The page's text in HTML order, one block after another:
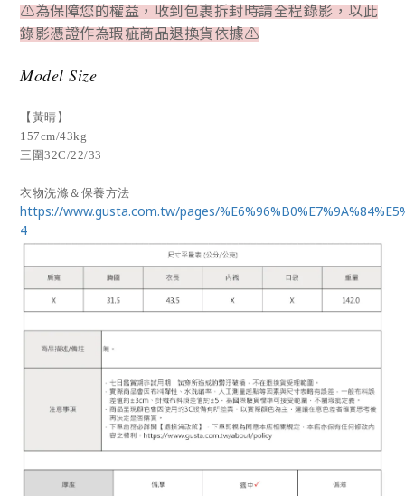
⚠為保障您的權益，收到包裹拆封時請全程錄影，以此
錄影憑證作為瑕疵商品退換貨依據⚠
Model Size
【黃晴】
157cm/43kg
三圍32C/22/33
衣物洗滌＆保養方法
https://www.gusta.com.tw/pages/
4